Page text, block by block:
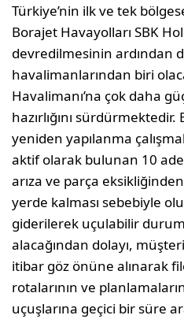
Türkiye’nin ilk ve tek
Borajet Havayolları SBK
devredilmesinin ardından
havalimanlarından biri
Havalimanı’na çok daha
hazırlığını
yeniden yapılanma
aktif olarak bulunan 10 adet
arıza ve parça
yerde kalması sebebiyle
giderilerek uçulabilir
alacağından dolayı,
itibar göz önüne alınarak
rotalarının ve
uçuşlarına geçici bir süre